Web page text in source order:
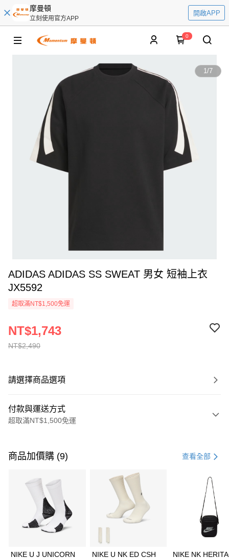
摩曼頓
立刻使用官方APP
開啟APP
0
1/7
ADIDAS ADIDAS SS SWEAT 男女 短袖上衣
JX5592
超取滿NT$1,500免運
NT$2,490
NT$1,743
請選擇商品選項
付款與運送方式
超取滿NT$1,500免運
信用卡一次付款
3 期 0 利率 每期 21家銀行
合作金庫商業銀行
第一商業銀行
華南商業銀行
彰化商業銀行
上海商業儲蓄銀行
Apple Pay
商品加價購 (9) 查看全部
NIKE U J UNICORN
NIKE U NK ED CSH
NIKE NK